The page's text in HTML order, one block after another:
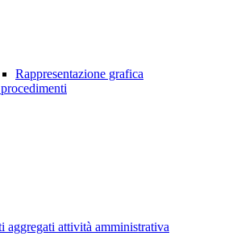
Rappresentazione grafica
aggregati attività amministrativa